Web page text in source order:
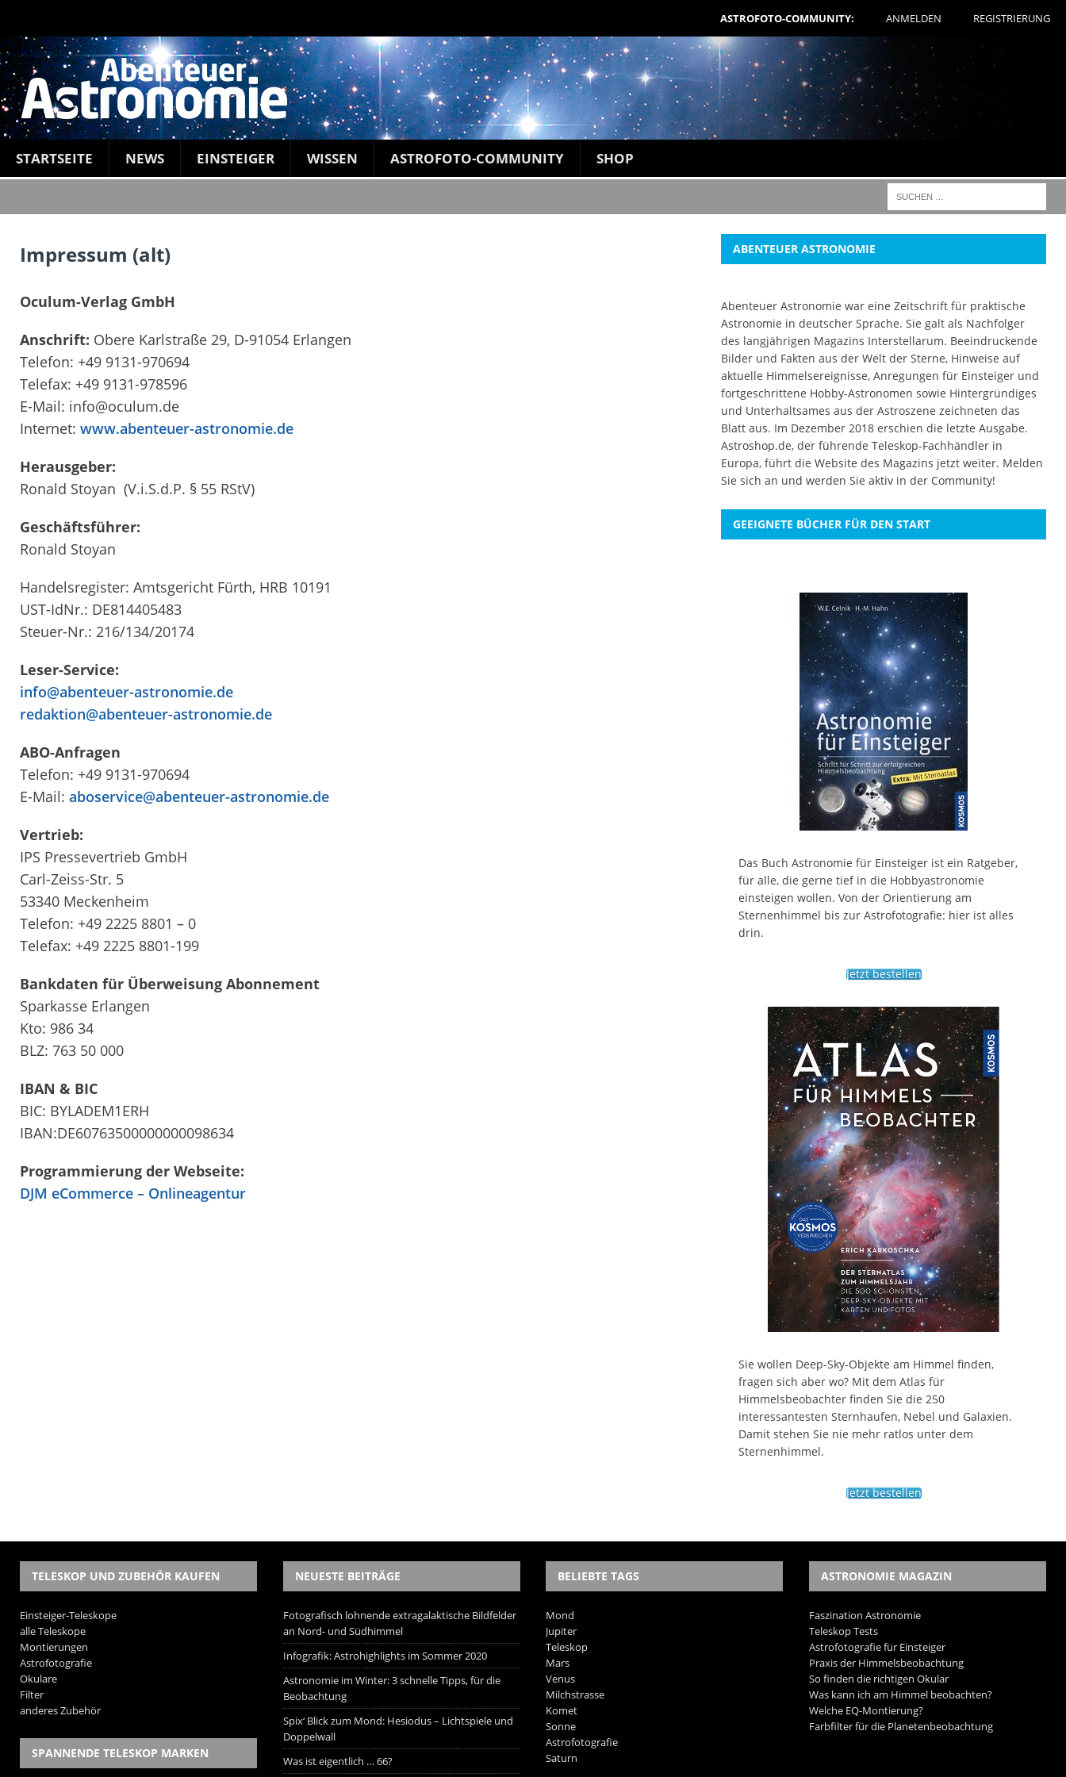
ASTROFOTO-COMMUNITY: ANMELDEN REGISTRIERUNG
STARTSEITE NEWS EINSTEIGER WISSEN ASTROFOTO-COMMUNITY SHOP
Impressum (alt)
Oculum-Verlag GmbH
Anschrift: Obere Karlstraße 29, D-91054 Erlangen
Telefon: +49 9131-970694
Telefax: +49 9131-978596
E-Mail: info@oculum.de
Internet: www.abenteuer-astronomie.de
Herausgeber:
Ronald Stoyan (V.i.S.d.P. § 55 RStV)
Geschäftsführer:
Ronald Stoyan
Handelsregister: Amtsgericht Fürth, HRB 10191
UST-IdNr.: DE814405483
Steuer-Nr.: 216/134/20174
Leser-Service:
info@abenteuer-astronomie.de
redaktion@abenteuer-astronomie.de
ABO-Anfragen
Telefon: +49 9131-970694
E-Mail: aboservice@abenteuer-astronomie.de
Vertrieb:
IPS Pressevertrieb GmbH
Carl-Zeiss-Str. 5
53340 Meckenheim
Telefon: +49 2225 8801 – 0
Telefax: +49 2225 8801-199
Bankdaten für Überweisung Abonnement
Sparkasse Erlangen
Kto: 986 34
BLZ: 763 50 000
IBAN & BIC
BIC: BYLADEM1ERH
IBAN:DE60763500000000098634
Programmierung der Webseite:
DJM eCommerce – Onlineagentur
ABENTEUER ASTRONOMIE
Abenteuer Astronomie war eine Zeitschrift für praktische
Astronomie in deutscher Sprache. Sie galt als Nachfolger
des langjährigen Magazins Interstellarum. Beeindruckende
Bilder und Fakten aus der Welt der Sterne, Hinweise auf
aktuelle Himmelsereignisse, Anregungen für Einsteiger und
fortgeschrittene Hobby-Astronomen sowie Hintergründiges
und Unterhaltsames aus der Astroszene zeichneten das
Blatt aus. Im Dezember 2018 erschien die letzte Ausgabe.
Astroshop.de, der führende Teleskop-Fachhändler in
Europa, führt die Website des Magazins jetzt weiter. Melden
Sie sich an und werden Sie aktiv in der Community!
GEEIGNETE BÜCHER FÜR DEN START
Das Buch Astronomie für Einsteiger ist ein Ratgeber,
für alle, die gerne tief in die Hobbyastronomie
einsteigen wollen. Von der Orientierung am
Sternenhimmel bis zur Astrofotografie: hier ist alles
drin.
Jetzt bestellen
Sie wollen Deep-Sky-Objekte am Himmel finden,
fragen sich aber wo? Mit dem Atlas für
Himmelsbeobachter finden Sie die 250
interessantesten Sternhaufen, Nebel und Galaxien.
Damit stehen Sie nie mehr ratlos unter dem
Sternenhimmel.
Jetzt bestellen
TELESKOP UND ZUBEHÖR KAUFEN
Einsteiger-Teleskope
alle Teleskope
Montierungen
Astrofotografie
Okulare
Filter
anderes Zubehör
SPANNENDE TELESKOP MARKEN
NEUESTE BEITRÄGE
Fotografisch lohnende extragalaktische Bildfelder
an Nord- und Südhimmel
Infografik: Astrohighlights im Sommer 2020
Astronomie im Winter: 3 schnelle Tipps, für die
Beobachtung
Spix‘ Blick zum Mond: Hesiodus – Lichtspiele und
Doppelwall
Was ist eigentlich … 66?
BELIEBTE TAGS
Mond
Jupiter
Teleskop
Mars
Venus
Milchstrasse
Komet
Sonne
Astrofotografie
Saturn
ASTRONOMIE MAGAZIN
Faszination Astronomie
Teleskop Tests
Astrofotografie für Einsteiger
Praxis der Himmelsbeobachtung
So finden die richtigen Okular
Was kann ich am Himmel beobachten?
Welche EQ-Montierung?
Farbfilter für die Planetenbeobachtung